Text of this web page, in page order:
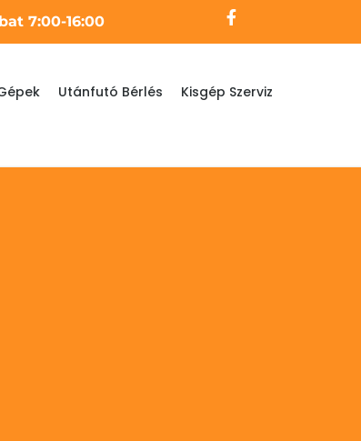
7:00-16:00
Utánfutó Bérlés Kisgép Szerviz